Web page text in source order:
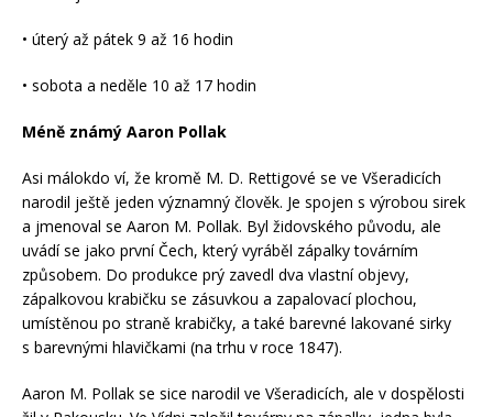
• úterý až pátek 9 až 16 hodin
• sobota a neděle 10 až 17 hodin
Méně známý Aaron Pollak
Asi málokdo ví, že kromě M. D. Rettigové se ve Všeradicích
narodil ještě jeden významný člověk. Je spojen s výrobou sirek
a jmenoval se Aaron M. Pollak. Byl židovského původu, ale
uvádí se jako první Čech, který vyráběl zápalky továrním
způsobem. Do produkce prý zavedl dva vlastní objevy,
zápalkovou krabičku se zásuvkou a zapalovací plochou,
umístěnou po straně krabičky, a také barevné lakované sirky
s barevnými hlavičkami (na trhu v roce 1847).
Aaron M. Pollak se sice narodil ve Všeradicích, ale v dospělosti